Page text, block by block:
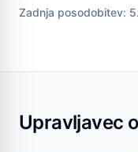
Zadnja posodobitev:
Upravljavec